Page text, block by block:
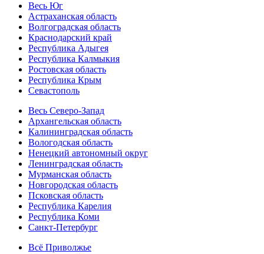
Весь Юг
Астраханская область
Волгоградская область
Краснодарский край
Республика Адыгея
Республика Калмыкия
Ростовская область
Республика Крым
Севастополь
Весь Северо-Запад
Архангельская область
Калининградская область
Вологодская область
Ненецкий автономный округ
Ленинградская область
Мурманская область
Новгородская область
Псковская область
Республика Карелия
Республика Коми
Санкт-Петербург
Всё Приволжье